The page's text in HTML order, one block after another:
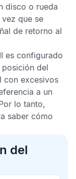
disco o rueda
que se
de retorno al
es configurado
del
con excesivos
a un
lo tanto,
saber cómo
del